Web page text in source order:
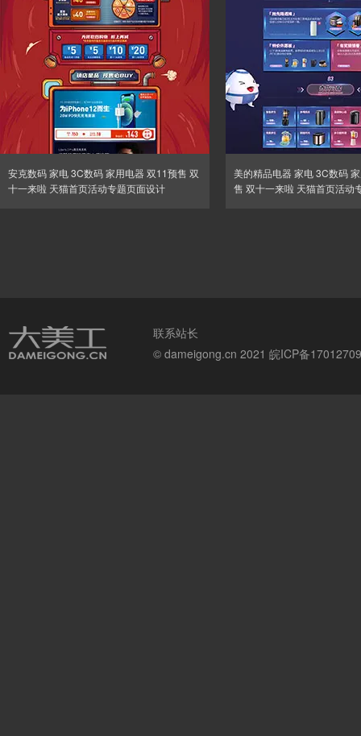
安克数码 家电 3C数码 家用电器 双11预售 双
十一来啦 天猫首页活动专题页面设计
美的精品电器 家电 3C数码
售 双十一来啦 天猫首页活动
联系站长
© dameigong.cn 2021 皖ICP备